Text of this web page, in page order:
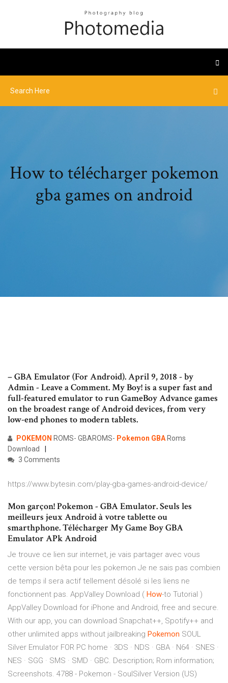
How to télécharger pokemon
gba games on android
– GBA Emulator (For Android). April 9, 2018 - by
Admin - Leave a Comment. My Boy! is a super fast and
full-featured emulator to run GameBoy Advance games
on the broadest range of Android devices, from very
low-end phones to modern tablets.
POKEMON ROMS- GBAROMS- Pokemon GBARoms
Download
3 Comments
https://www.bytesin.com/play-gba-games-android-device/
Mon garçon! Pokemon - GBA Emulator. Seuls les
meilleurs jeux Android à votre tablette ou
smarthphone. Télécharger My Game Boy GBA
Emulator APk Android
Je trouve ce lien sur internet, je vais partager avec vous
cette version bêta pour les pokemon Je ne sais pas combien
de temps il sera actif tellement désolé si les liens ne
fonctionnent pas. AppValley Download ( How-to Tutorial )
AppValley Download for iPhone and Android, free and secure.
With our app, you can download Snapchat++, Spotify++ and
other unlimited apps without jailbreaking Pokemon SOUL
Silver Emulator FOR PC home · 3DS · NDS · GBA · N64 · SNES ·
NES · SGG · SMS · SMD · GBC. Description; Rom information;
Screenshots. 4788 - Pokemon - SoulSilver Version (US)